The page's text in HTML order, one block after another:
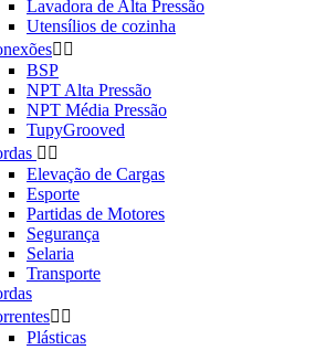
Lavadora de Alta Pressão
Utensílios de cozinha
 
BSP
NPT Alta Pressão
NPT Média Pressão
TupyGrooved
 
Elevação de Cargas
Esporte
Partidas de Motores
Segurança
Selaria
Transporte
 
Plásticas